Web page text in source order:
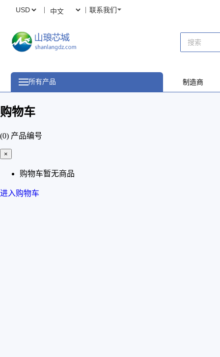
联系我们
所有产品 制造商
购物车
(0) 产品编号
×
购物车暂无商品
进入购物车